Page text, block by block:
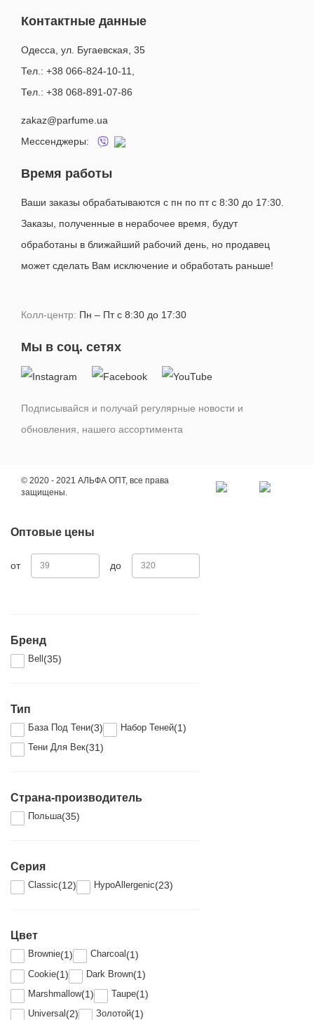
Контактные данные
Одесса, ул. Бугаевская, 35
Тел.: +38 066-824-10-11
Тел.: +38 068-891-07-86
zakaz@parfume.ua
Мессенджеры:
Время работы
Ваши заказы обрабатываются с пн по пт с 8:30 до 17:30.
Заказы, полученные в нерабочее время, будут
обработаны в ближайший рабочий день, но продавец
может сделать Вам исключение и обработать раньше!
Колл-центр: Пн – Пт с 8:30 до 17:30
Мы в соц. сетях
Подписывайся и получай регулярные новости и
обновления, нашего ассортимента
© 2020 - 2021 АЛЬФА ОПТ, все права
защищены.
Оптовые цены
от до
Бренд
Bell 35
Тип
База Под Тени 3 Набор Теней 1
Тени Для Век 31
Страна-производитель
Польша 35
Серия
Classic 12 HypoAllergenic 23
Цвет
Brownie 1 Charcoal 1
Cookie 1 Dark Brown 1
Marshmallow 1 Taupe 1
Universal 2 Золотой 1